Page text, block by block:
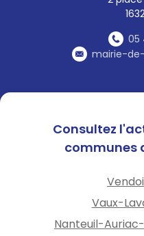
05
mairie-
Consultez
communes
Vaux-
Nanteuil-